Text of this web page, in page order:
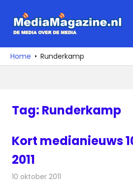
naar
media
over
Home Runderkamp
Tag: Runderkamp
Kort medianieuws
2011
10 oktober 2011